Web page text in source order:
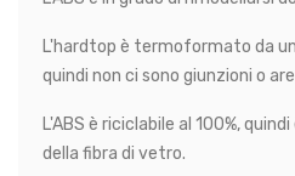
L'hardtop è termoformato da
quindi non ci sono giunzioni o
L'ABS è riciclabile al 100%,
della fibra di vetro.